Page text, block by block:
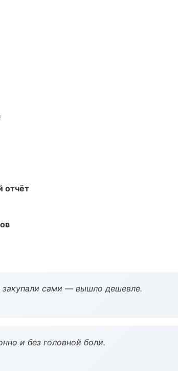
отчёт
сами — вышло дешевле.
и без головной боли.